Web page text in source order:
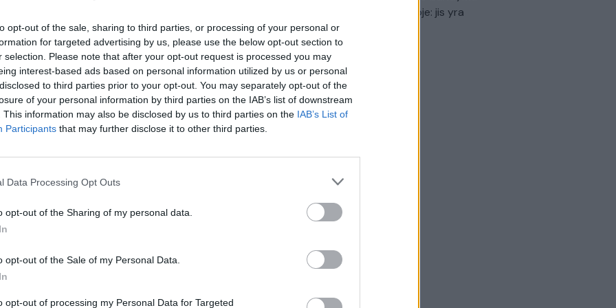
opt-out of the sale, sharing to third parties, or processing of your personal or
for targeted advertising by us, please use the below opt-out section to
selection. Please note that after your opt-out request is processed you may
interest-based ads based on personal information utilized by us or personal
to third parties prior to your opt-out. You may separately opt-out of the
of your personal information by third parties on the IAB’s list of downstream
This information may also be disclosed by us to third parties on the IAB’s List of
Participants that may further disclose it to other third parties.
Data Processing Opt Outs
opt-out of the Sharing of my personal data.
opt-out of the Sale of my Personal Data.
opt-out of processing my Personal Data for Targeted
ir Ukrainos bepiločių orlaivių nelygybe.
Karo studijų institutas (ISW) tik Lrytas.TV
–
Liūdna vyresnio amžiaus dirbančiųjų
įsitvirtinti Ukrainos politikoje: jis yra
neteisus